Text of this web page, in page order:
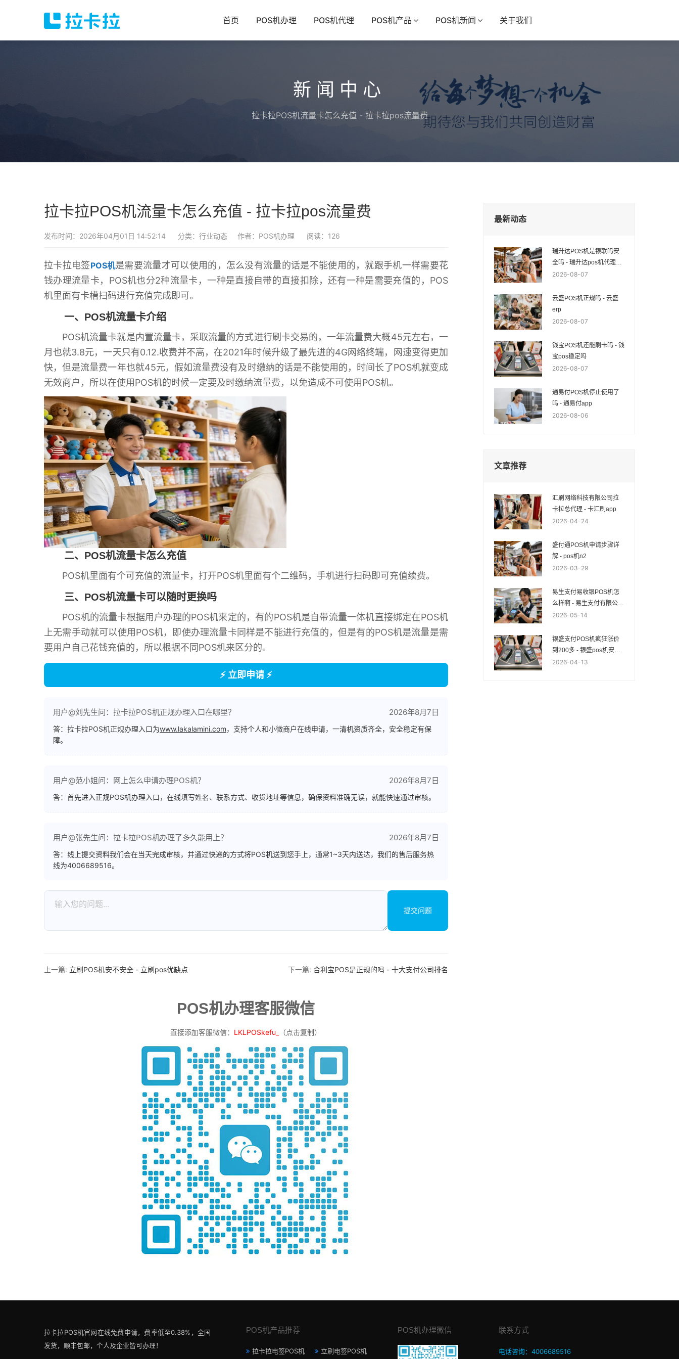
首页 POS机办理 POS机代理 POS机产品 POS机新闻 关于我们
新闻中心
拉卡拉POS机流量卡怎么充值 - 拉卡拉pos流量费
拉卡拉POS机流量卡怎么充值 - 拉卡拉pos流量费
发布时间：2026年04月01日 14:52:14 分类： 行业动态 作者：POS机办理 阅读：126
拉卡拉电签POS机是需要流量才可以使用的，怎么没有流量的话是不能使用的，就跟手机一样需要花
钱办理流量卡，POS机也分2种流量卡，一种是直接自带的直接扣除，还有一种是需要充值的，POS
机里面有卡槽扫码进行充值完成即可。
一、POS机流量卡介绍
POS机流量卡就是内置流量卡，采取流量的方式进行刷卡交易的，一年流量费大概45元左右，一
月也就3.8元，一天只有0.12.收费并不高，在2021年时候升级了最先进的4G网络终端，网速变得更加
快，但是流量费一年也就45元，假如流量费没有及时缴纳的话是不能使用的，时间长了POS机就变成
无效商户，所以在使用POS机的时候一定要及时缴纳流量费，以免造成不可使用POS机。
二、POS机流量卡怎么充值
POS机里面有个可充值的流量卡，打开POS机里面有个二维码，手机进行扫码即可充值续费。
三、POS机流量卡可以随时更换吗
POS机的流量卡根据用户办理的POS机来定的，有的POS机是自带流量一体机直接绑定在POS机
上无需手动就可以使用POS机，即使办理流量卡同样是不能进行充值的，但是有的POS机是流量是需
要用户自己花钱充值的，所以根据不同POS机来区分的。
⚡ 立即申请 ⚡
用户@刘先生问：拉卡拉POS机正规办理入口在哪里？ 2026年8月7日
答：拉卡拉POS机正规办理入口为www.lakalamini.com，支持个人和小微商户在线申请，一清机资质齐全，安全稳定有保
障。
用户@范小姐问：网上怎么申请办理POS机？ 2026年8月7日
答：首先进入正规POS机办理入口，在线填写姓名、联系方式、收货地址等信息，确保资料准确无误，就能快速通过审核。
用户@张先生问：拉卡拉POS机办理了多久能用上？ 2026年8月7日
答：线上提交资料我们会在当天完成审核，并通过快递的方式将POS机送到您手上，通常1~3天内送达，我们的售后服务热
线为4006689516。
提交问题
上一篇: 立刷POS机安不安全 - 立刷pos优缺点 下一篇: 合利宝POS是正规的吗 - 十大支付公司排名
POS机办理客服微信
直接添加客服微信： LKLPOSkefu_ （点击复制）
最新动态
瑞升达POS机是银联吗安
全吗 - 瑞升达pos机代理加
盟
2026-08-07
云盛POS机正规吗 - 云盛
erp
2026-08-07
钱宝POS机还能刷卡吗 - 钱
宝pos稳定吗
2026-08-07
通易付POS机停止使用了
吗 - 通易付app
2026-08-06
文章推荐
汇刷网络科技有限公司拉
卡拉总代理 - 卡汇刷app
2026-04-24
盛付通POS机申请步骤详
解 - pos机n2
2026-03-29
易生支付易收银POS机怎
么样啊 - 易生支付有限公司
pos
2026-05-14
银盛支付POS机疯狂涨价
到200多 - 银盛pos机安全
吗
2026-04-13
拉卡拉POS机官网在线免费申请，费率低至0.38%，全国
发货，顺丰包邮，个人及企业皆可办理！
POS机产品推荐
拉卡拉电签POS机 立刷电签POS机
POS机办理微信 联系方式
电话咨询：4006689516